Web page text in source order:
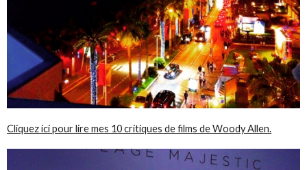
Cliquez ici pour lire mes 10 critiques de films de Woody Allen.